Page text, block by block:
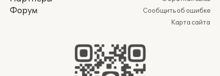
Форум
Сообщить об ошибке
Карта сайта